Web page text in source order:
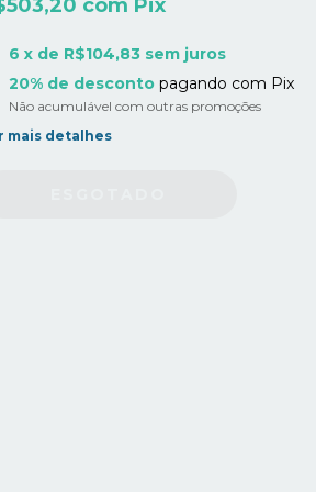
com Pix
6 x de R$104,83 sem juros
20% de descontopagando com Pix
Não acumulável com outras promoções
mais detalhes